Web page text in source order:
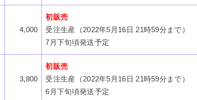
4,000
初販売
受注生産（2022年5月16日 21時59分まで）
7月下旬頃発送予定
3,800
初販売
受注生産（2022年5月16日 21時59分まで）
6月下旬頃発送予定